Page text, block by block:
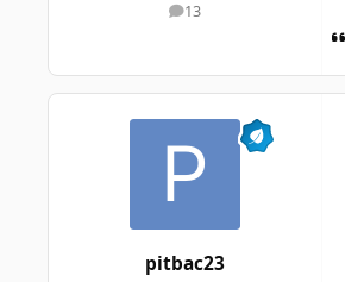
13
messages
pitbac23